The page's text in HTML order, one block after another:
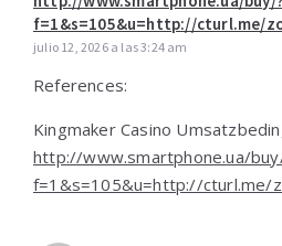
f=1&s=105&u=http://cturl.me/
julio 12, 2026 a las 3:24 am
References:
Kingmaker Casino
http://www.smartphone.ua/
f=1&s=105&u=http://cturl.me/